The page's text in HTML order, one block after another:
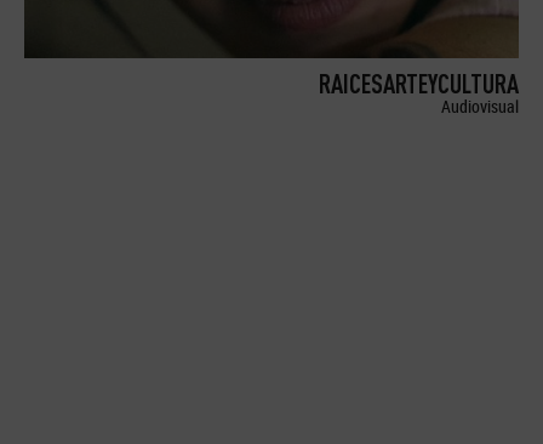
RAICESARTEYCULTURA
Audiovisual